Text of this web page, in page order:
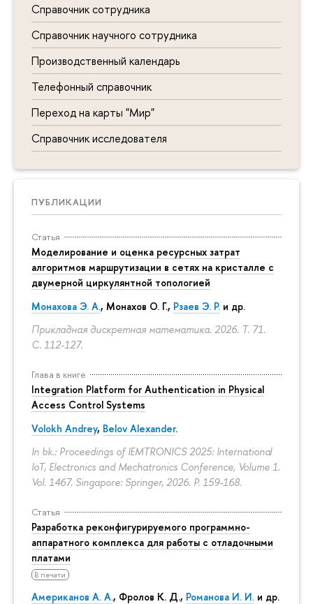
Справочник сотрудника
Справочник научного сотрудника
Производственный календарь
Телефонный справочник
Переход на карты "Мир"
Справочник исследователя
ПУБЛИКАЦИИ
Статья
Моделирование и оценка ресурсных затрат
алгоритмов маршрутизации в сетях на кристалле с
двумерной циркулянтной топологией
Монахова Э. А., Монахов О. Г., Рзаев Э. Р. и др.
Прикладная дискретная математика. 2026. Т. 71.
С. 112-127.
Глава в книге
Integration Platform for Authentication in Physical
Access Control Systems
Volokh Andrey, Belov Alexander.
In bk.: Proceedings of IEMTRONICS 2025: International
IoT, Electronics and Mechatronics Conference, Volume 1.
Vol. 1467. Singapore: Springer, 2026. P. 159-168.
Статья
Разработка реконфигурируемого программно-
аппаратного комплекса для работы с отладочными
платами
В печати
Американов А. А., Фролов К. Д., Романова И. И. и др.